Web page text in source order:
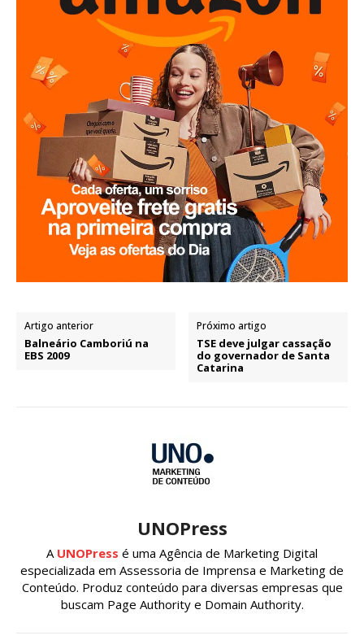
Artigo anterior
Balneário Camboriú na
EBS 2009
Próximo artigo
TSE deve julgar cassação
do governador de Santa
Catarina
UNOPress
A UNOPress é uma Agência de Marketing Digital
especializada em Assessoria de Imprensa e Marketing de
Conteúdo. Produz conteúdo para diversas empresas que
buscam Page Authority e Domain Authority.